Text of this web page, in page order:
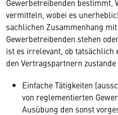
Gewerbetreibenden bestimmt,
vermitteln, wobei es
sachlichen Zusammenhang
Gewerbetreibenden stehen
ist es irrelevant, ob tatsächlich
den Vertragspartnern
Einfache Tätigkeiten
von reglementierten
Ausübung den sonst